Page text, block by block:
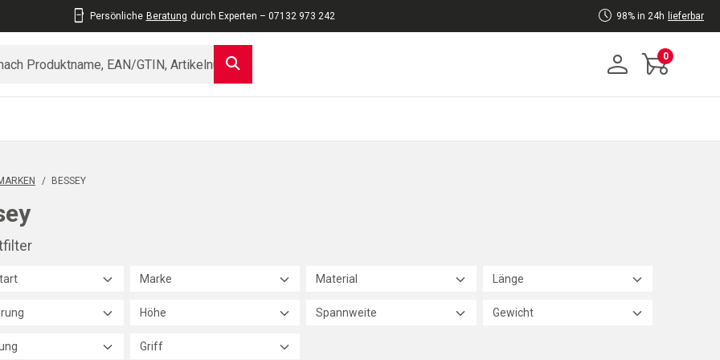
Persönliche Beratung durch Experten – 07132 973 242 98% in 24h lieferbar
0
/ BESSEY
Marke Material Länge
Höhe Spannweite Gewicht
Griff